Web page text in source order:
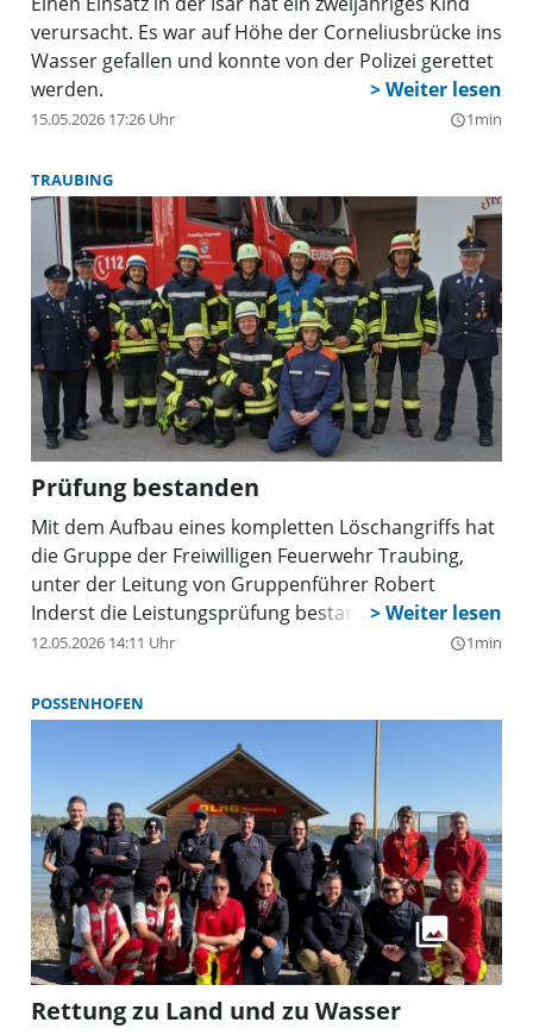
Rauchentwicklung und der anfänglich unklaren
Position des Brandes wurde die Feuerwehr
München ebenfalls alarmiert und kontrollierte von
Großhadern kommend die Baustelle. Ein
Löschfahrzeug der Abteilung Großhadern lieferte
verursacht. Es war auf Höhe der Corneliusbrücke ins
Wasser gefallen und konnte von der Polizei gerettet
werden.
15.05.2026 17:26 Uhr query_builder1min
TRAUBING
Prüfung bestanden
Mit dem Aufbau eines kompletten Löschangriffs hat
die Gruppe der Freiwilligen Feuerwehr Traubing,
unter der Leitung von Gruppenführer Robert
Inderst die Leistungsprüfung bestanden.
12.05.2026 14:11 Uhr query_builder1min
POSSENHOFEN
Rettung zu Land und zu Wasser